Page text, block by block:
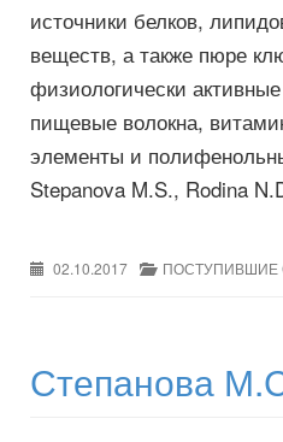
источники белков,
веществ, а также пюре
физиологически
пищевые волокна,
элементы и
Stepanova M.S., Rodina
02.10.2017 ПОСТУПИВШИЕ
Степанова